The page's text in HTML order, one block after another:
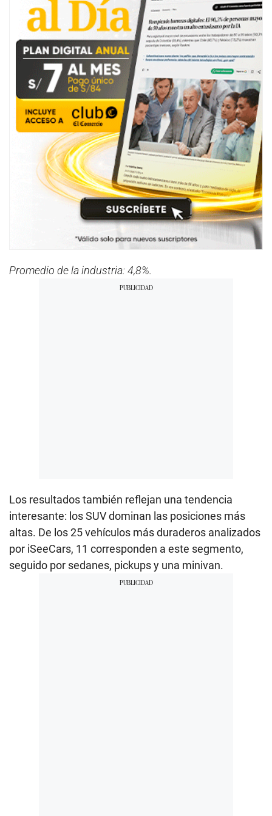
Promedio de la industria: 4,8%.
Los resultados también reflejan una tendencia
interesante: los SUV dominan las posiciones más
altas. De los 25 vehículos más duraderos analizados
por iSeeCars, 11 corresponden a este segmento,
seguido por sedanes, pickups y una minivan.